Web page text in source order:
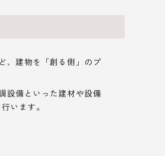
、建物を「創る側」のプ
設備といった建材や設備
います。